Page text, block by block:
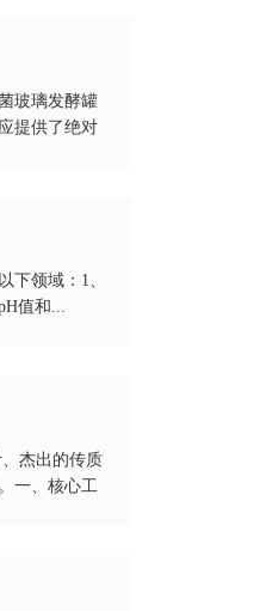
玻璃发酵罐
提供了绝对
下领域：1、
值和...
杰出的传质
一、核心工